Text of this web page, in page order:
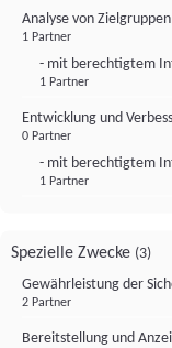
Analyse von
1 Partner
- mit berechtigtem
1 Partner
Entwicklung und
0 Partner
- mit berechtigtem
1 Partner
Spezielle Zwecke (3)
Gewährleistung der
2 Partner
Bereitstellung und